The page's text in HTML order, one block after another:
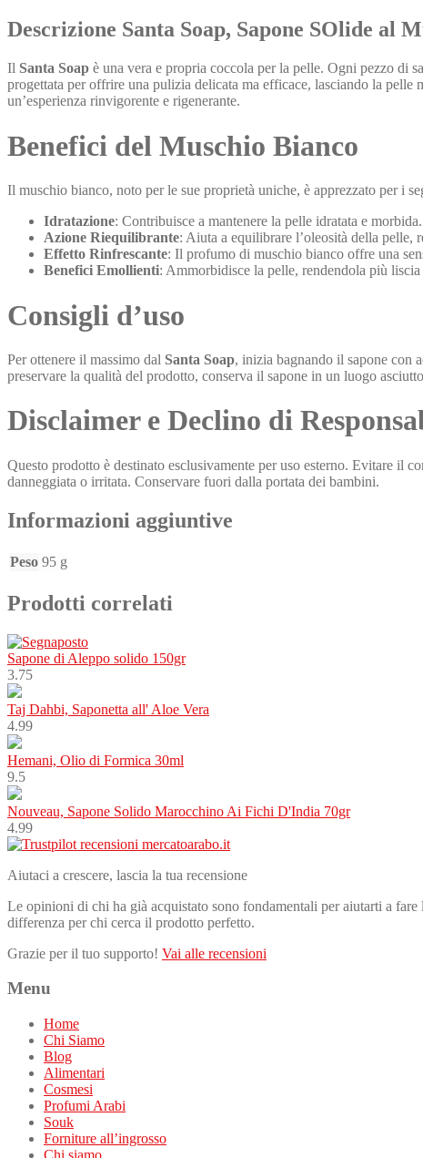
Descrizione Santa Soap, Sapone SOlide al
Il Santa Soap è una vera e propria coccola per la pelle. Ogni pezzo di
progettata per offrire una pulizia delicata ma efficace, lasciando la pelle
un’esperienza rinvigorente e rigenerante.
Benefici del Muschio Bianco
Il muschio bianco, noto per le sue proprietà uniche, è apprezzato per i
Idratazione: Contribuisce a mantenere la pelle idratata e morbida.
Azione Riequilibrante: Aiuta a equilibrare l’oleosità della pelle,
Effetto Rinfrescante: Il profumo di muschio bianco offre una
Benefici Emollienti: Ammorbidisce la pelle, rendendola più liscia
Consigli d’uso
Per ottenere il massimo dal Santa Soap, inizia bagnando il sapone con
preservare la qualità del prodotto, conserva il sapone in un luogo
Disclaimer e Declino di
Questo prodotto è destinato esclusivamente per uso esterno. Evitare il
danneggiata o irritata. Conservare fuori dalla portata dei bambini.
Informazioni aggiuntive
Peso 95 g
Prodotti correlati
Sapone di Aleppo solido 150gr
3.75
Taj Dahbi, Saponetta all' Aloe Vera
4.99
Hemani, Olio di Formica 30ml
9.5
Nouveau, Sapone Solido Marocchino Ai Fichi D'India 70gr
4.99
Aiutaci a crescere, lascia la tua recensione
Le opinioni di chi ha già acquistato sono fondamentali per aiutarti a
differenza per chi cerca il prodotto perfetto.
Grazie per il tuo supporto! Vai alle recensioni
Menu
Home
Chi Siamo
Blog
Alimentari
Cosmesi
Profumi Arabi
Souk
Forniture all’ingrosso
Chi siamo